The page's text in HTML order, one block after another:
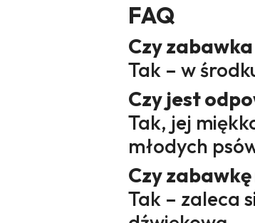
FAQ
Czy
Tak – w
Czy jest
Tak, jej
młodych
Czy
Tak – zaleca